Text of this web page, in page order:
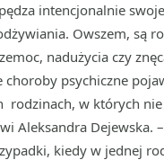
intencjonalnie
Owszem, są
nadużycia czy
choroby psychiczne
rodzinach, w których
Aleksandra Dejewska.
kiedy w jednej